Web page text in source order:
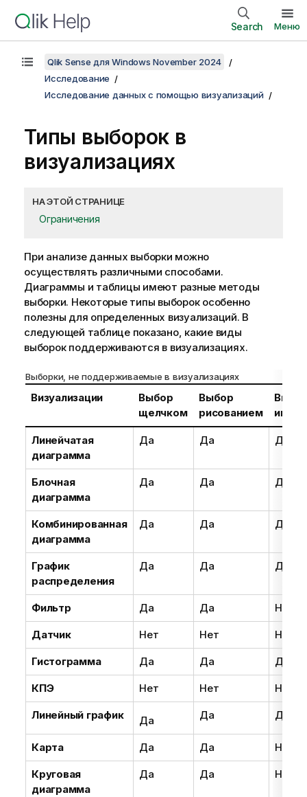
Search Меню
Qlik Sense для Windows November 2024
Исследование
Исследование данных с помощью визуализаций
Типы выборок в
визуализациях
НА ЭТОЙ СТРАНИЦЕ
Ограничения
При анализе данных выборки можно
осуществлять различными способами.
Диаграммы и таблицы имеют разные методы
выборки. Некоторые типы выборок особенно
полезны для определенных визуализаций. В
следующей таблице показано, какие виды
выборок поддерживаются в визуализациях.
Выборки, не поддерживаемые в визуализациях
Визуализации
Выбор
щелчком
Выбор
рисованием
Линейчатая
диаграмма
Да Да Да
Блочная
диаграмма
Да Да Да
Комбинированная
диаграмма
Да Да Да
График
распределения
Да Да Да
Фильтр Да Да Нет
Датчик Нет Нет Нет
Гистограмма Да Да Да
КПЭ Нет Нет Нет
Линейный график Да Да Да
Карта Да Да Нет
Круговая
диаграмма
Да Да Нет